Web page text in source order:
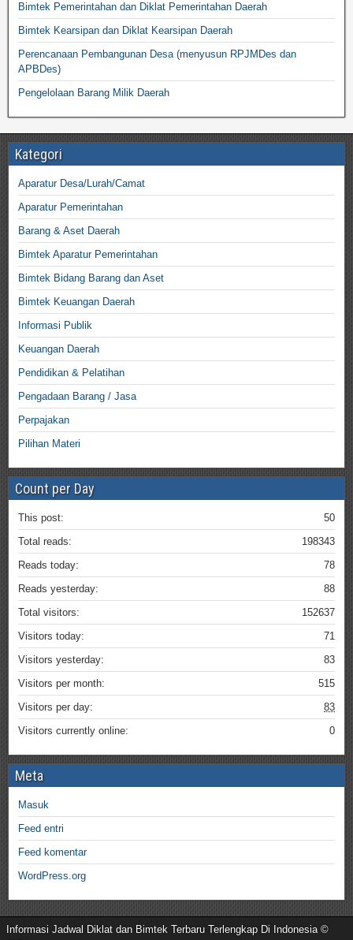
Bimtek Pemerintahan dan Diklat Pemerintahan Daerah
Bimtek Kearsipan dan Diklat Kearsipan Daerah
Perencanaan Pembangunan Desa (menyusun RPJMDes dan
APBDes)
Pengelolaan Barang Milik Daerah
Kategori
Aparatur Desa/Lurah/Camat
Aparatur Pemerintahan
Barang & Aset Daerah
Bimtek Aparatur Pemerintahan
Bimtek Bidang Barang dan Aset
Bimtek Keuangan Daerah
Informasi Publik
Keuangan Daerah
Pendidikan & Pelatihan
Pengadaan Barang / Jasa
Perpajakan
Pilihan Materi
Count per Day
50
This post:
198343
Total reads:
78
Reads today:
88
Reads yesterday:
152637
Total visitors:
71
Visitors today:
83
Visitors yesterday:
515
Visitors per month:
83
Visitors per day:
0
Visitors currently online:
Meta
Masuk
Feed entri
Feed komentar
WordPress.org
Informasi Jadwal Diklat dan Bimtek Terbaru Terlengkap Di Indonesia ©